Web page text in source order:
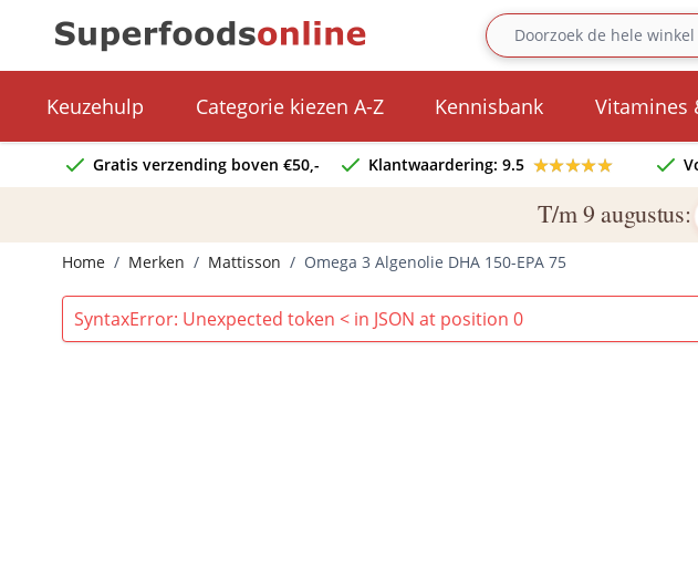
Keuzehulp Categorie kiezen A-Z Kennisbank Vitamines
Gratis verzending boven €50,- Klantwaardering: 9.5 ★★★★★
★★★★★
T/m 9 augustus:
Home / Merken / Mattisson / Omega 3 Algenolie DHA 150-EPA 75
SyntaxError: Unexpected token < in JSON at position 0